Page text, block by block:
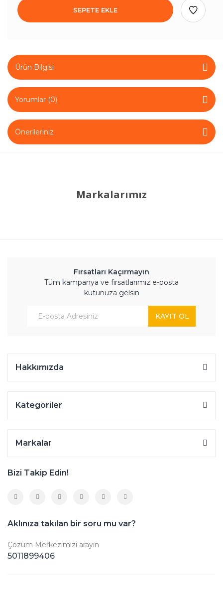
SEPETE EKLE
Ürün Bilgisi
Yorumlar (0)
Önerileriniz
Markalarımız
Fırsatları Kaçırmayın
Tüm kampanya ve fırsatlarımız e-posta
kutunuza gelsin
KAYIT OL
Hakkımızda
Kategoriler
Markalar
Bizi Takip Edin!
Aklınıza takılan bir soru mu var?
Çözüm Merkezimizi arayın
5011899406